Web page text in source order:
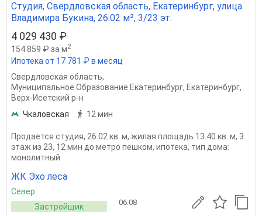
Студия, Свердловская область, Екатеринбург, улица
Владимира Букина, 26.02 м², 3/23 эт.
4 029 430 ₽
154 859 ₽ за м2
Ипотека от 17 781 ₽ в месяц
Свердловская область,
Муниципальное Образование Екатеринбург, Екатеринбург,
Верх-Исетский р-н
Чкаловская
12 мин
Продается студия, 26.02 кв. м, жилая площадь 13.40 кв. м, 3
этаж из 23, 12 мин до метро пешком, ипотека, тип дома:
монолитный
ЖК Эхо леса
Север
Застройщик
06.08